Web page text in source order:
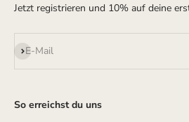
Jetzt registrieren und 10% auf deine
E-Mail
Abonnieren
So erreichst du uns